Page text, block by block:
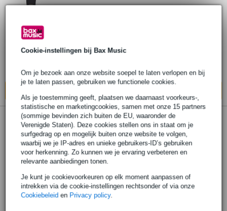
Cookie-instellingen bij Bax Music
Om je bezoek aan onze website soepel te laten verlopen en bij
je te laten passen, gebruiken we functionele cookies.
Als je toestemming geeft, plaatsen we daarnaast voorkeurs-,
statistische en marketingcookies, samen met onze 15 partners
(sommige bevinden zich buiten de EU, waaronder de
Verenigde Staten). Deze cookies stellen ons in staat om je
surfgedrag op en mogelijk buiten onze website te volgen,
waarbij we je IP-adres en unieke gebruikers-ID’s gebruiken
voor herkenning. Zo kunnen we je ervaring verbeteren en
relevante aanbiedingen tonen.
Je kunt je cookievoorkeuren op elk moment aanpassen of
intrekken via de cookie-instellingen rechtsonder of via onze
Cookiebeleid en Privacy policy.
Op voorraad
2 winkels op voorraad
319 reviews
AKG C 414 XLS microfoon Set
€ 1.040,50
Op voorraad
Ook in 1 winkel